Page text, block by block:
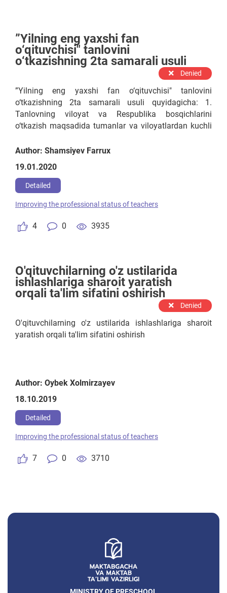
”Yilning eng yaxshi fan
o‘qituvchisi" tanlovini
o‘tkazishning 2ta samarali usuli
Denied
”Yilning eng yaxshi fan o‘qituvchisi" tanlovini
o‘tkazishning 2ta samarali usuli quyidagicha: 1.
Tanlovning viloyat va Respublika bosqichlarini
o‘tkazish maqsadida tumanlar va viloyatlardan kuchli
yo‘qmi, hakamlar ozgina bo‘lsa ham o‘zining tumani
shu holatni oldini olish uchun har bir hakamni o‘zini
viloyatidan kelgan ishtirokchining ochiq dars o‘tish
jarayoniga, dars ishlanmasini tekshirish shartlariga
kiritmaslik kerak. 14ta hududdan 14ta hakam kelsa,
undan tashqari yana bitta eng kuchli o‘qituvchi yoki
metodist (dars bersa agar) maxfiy hakam sifatida
Author: Shamsiyev Farrux
19.01.2020
Detailed
4 0 3935
Improving the professional status of teachers
O'qituvchilarning o'z ustilarida
ishlashlariga sharoit yaratish
orqali ta'lim sifatini oshirish
Denied
O'qituvchilarning o'z ustilarida ishlashlariga sharoit
yaratish orqali ta'lim sifatini oshirish
Author: Oybek Xolmirzayev
18.10.2019
Detailed
7 0 3710
Improving the professional status of teachers